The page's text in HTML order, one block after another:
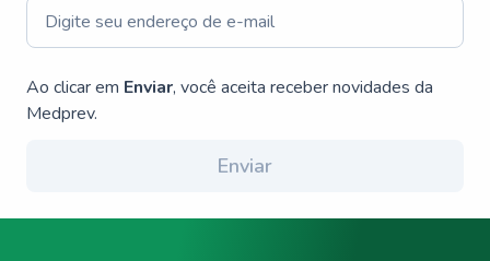
Ao clicar em Enviar, você aceita receber novidades da
Medprev.
Enviar